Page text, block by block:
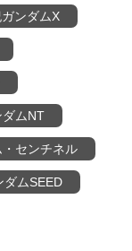
ンダムX
ムNT
センチネル
ダムSEED